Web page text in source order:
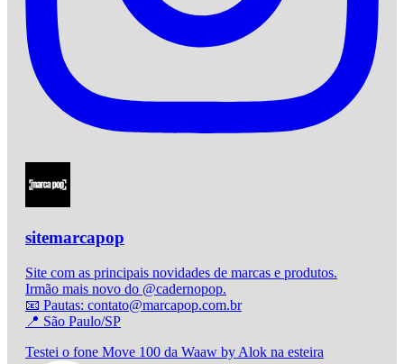
sitemarcapop
Site com as principais novidades de marcas e produtos.
Irmão mais novo do @cadernopop.
📧 Pautas: contato@marcapop.com.br
📍 São Paulo/SP
Testei o fone Move 100 da Waaw by Alok na esteira